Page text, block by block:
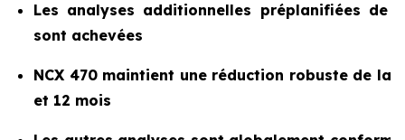
Les analyses additionnelles préplanifiées de
sont achevées
NCX 470 maintient une réduction robuste de la
et 12 mois